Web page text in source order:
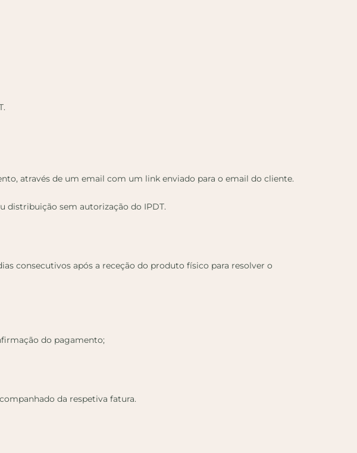
através de um email com um link enviado para o email do cliente.
distribuição sem autorização do IPDT.
consecutivos após a receção do produto físico para resolver o
do pagamento;
da respetiva fatura.